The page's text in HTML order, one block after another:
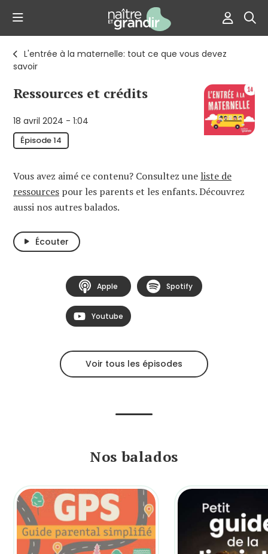
L'entrée à la maternelle: tout ce que vous devez
savoir
Ressources et crédits
18 avril 2024 - 1:04
Épisode 14
Vous avez aimé ce contenu? Consultez une liste de
ressources pour les parents et les enfants. Découvrez
aussi nos autres balados.
Écouter
Apple Spotify
Youtube
Voir tous les épisodes
Nos balados